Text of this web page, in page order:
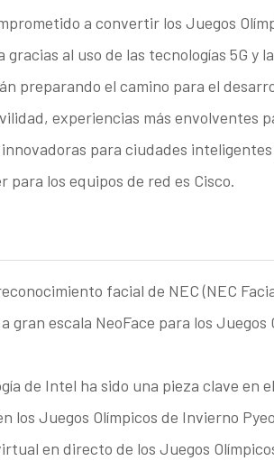
a convertir los Juegos
al uso de las tecnologías 5G y
preparando el camino para el
experiencias más envolventes
para ciudades
los equipos de red es Cisco.
facial de NEC (NEC
gran escala NeoFace para los Juegos
de Intel ha sido una pieza clave en
los Juegos Olímpicos de Invierno
en directo de los Juegos